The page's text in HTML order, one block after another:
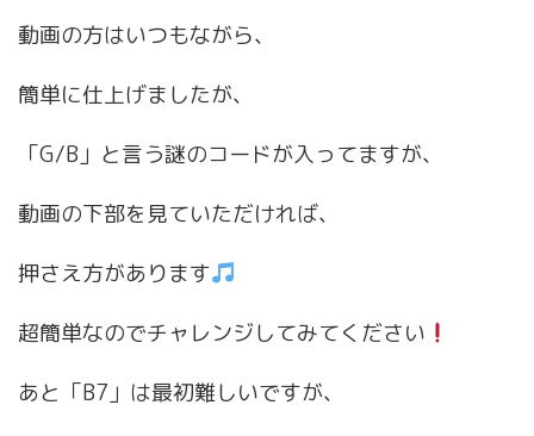
動画の方はいつもながら、
簡単に仕上げましたが、
「G/B」と言う謎のコードが入ってますが、
動画の下部を見ていただければ、
押さえ方があります
超簡単なのでチャレンジしてみてください
あと「B7」は最初難しいですが、